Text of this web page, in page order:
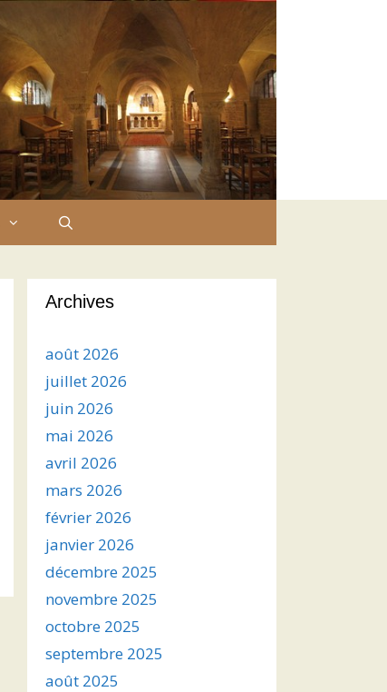
Archives
août 2026
juillet 2026
juin 2026
mai 2026
avril 2026
mars 2026
février 2026
janvier 2026
décembre 2025
novembre 2025
octobre 2025
septembre 2025
août 2025